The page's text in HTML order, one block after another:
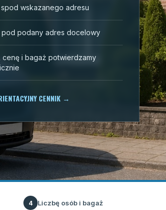
wskazanego adresu
pod podany adres docelowy
cenę i bagaż potwierdzamy
CENNIK →
4 Liczbę osób i bagaż